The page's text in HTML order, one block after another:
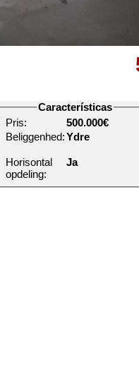
Características
Pris:
500.000€
Beliggenhed:Ydre
Horisontal
opdeling:
Ja